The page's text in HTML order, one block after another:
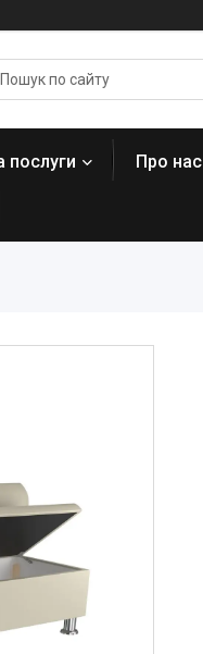
послуги Про нас